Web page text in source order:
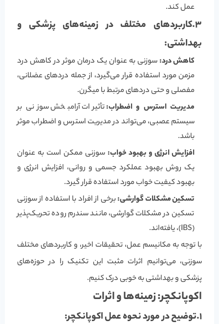
عمل کند.
3.کاربردهای مختلف در زمینه‌های پزشکی و
بهداشتی:
کاهش درد: سوزنی به عنوان یک درمان موثر در کاهش درد
مزمن مورد استفاده قرار می‌گیرد، از جمله دردهای عضلانی،
مفصلی و حتی دردهای مرتبط با میگرن.
مدیریت استرس و اضطراب:تأثیرات آرامبخش سوزنی بر
سیستم عصبی، می‌تواند در مدیریت استرس و اضطراب موثر
باشد.
افزایش انرژی و بهبود خواب: سوزنی ممکن است به عنوان
یک روش بهبود عملکرد جسمی و روانی، افزایش انرژی و
بهبود کیفیت خواب مورد استفاده قرار گیرد.
تسکین مشکلات گوارشی:برخی از افراد با استفاده از سوزنی
تسکین در مشکلات گوارشی، مانند سندرم روده تحریک‌پذیر
(IBS)، یافته‌اند.
با توجه به مکانیسم عمل، تحقیقات اخیر، و کاربردهای مختلف
سوزنی، می‌توانیم اثرات مثبت این تکنیک را در حوزه‌های
پزشکی و بهداشتی به خوبی درک کنیم.
اکوپانکچر: زمینه‌ها و اثرات
1. توضیح در مورد نحوه عمل اکوپانکچر: